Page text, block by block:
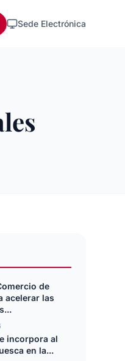
Sede Electrónica
de
acelerar las
incorpora al
en la...